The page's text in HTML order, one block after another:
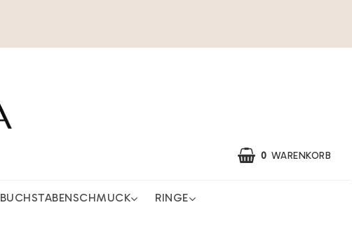
0 WARENKORB
BUCHSTABENSCHMUCK RINGE